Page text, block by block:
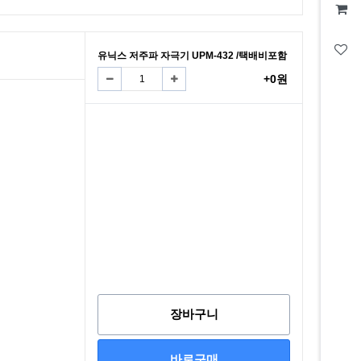
유닉스 저주파 자극기 UPM-432 /택배비포함
+0원
장바구니